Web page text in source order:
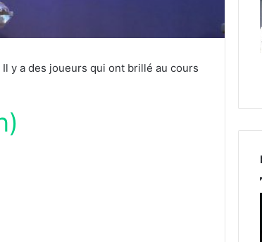
y a des joueurs qui ont brillé au cours